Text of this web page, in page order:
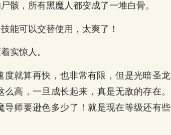
骸，所有黑魔人都变成了一堆白骨。
能可以交替使用，太爽了！
实惊人。
就算再快，也非常有限，但是光暗圣龙
高，一旦成长起来，真是无敌的存在。
师要逊色多少了！就是现在等级还有些